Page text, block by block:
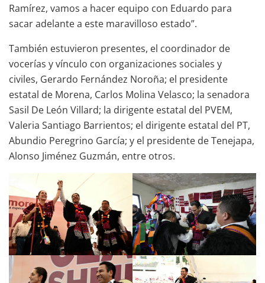
Ramírez, vamos a hacer equipo con Eduardo para
sacar adelante a este maravilloso estado”.
También estuvieron presentes, el coordinador de
vocerías y vínculo con organizaciones sociales y
civiles, Gerardo Fernández Noroña; el presidente
estatal de Morena, Carlos Molina Velasco; la senadora
Sasil De León Villard; la dirigente estatal del PVEM,
Valeria Santiago Barrientos; el dirigente estatal del PT,
Abundio Peregrino García; y el presidente de Tenejapa,
Alonso Jiménez Guzmán, entre otros.